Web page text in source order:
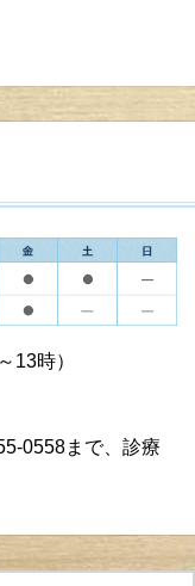
13時）
0558まで、診療